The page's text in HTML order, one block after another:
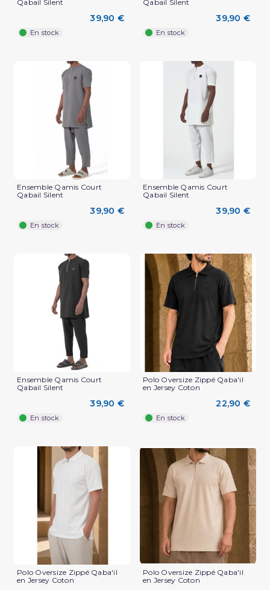
Qabail Silent
39,90 €
En stock
Qabail Silent
39,90 €
En stock
Ensemble Qamis Court
Qabail Silent
39,90 €
En stock
Ensemble Qamis Court
Qabail Silent
39,90 €
En stock
Ensemble Qamis Court
Qabail Silent
39,90 €
En stock
Polo Oversize Zippé Qaba'il
en Jersey Coton
22,90 €
En stock
Polo Oversize Zippé Qaba'il
en Jersey Coton
Polo Oversize Zippé Qaba'il
en Jersey Coton